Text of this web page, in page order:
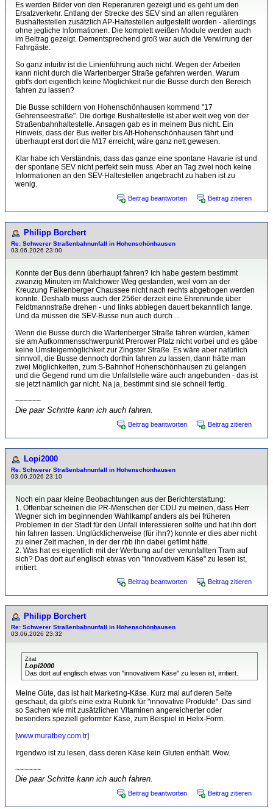
Es werden Bilder von den Reperaruren gezeigt und es geht um den
Ersatzverkehr. Entlang der Strecke des SEV sind an allen regulären
Bushaltestellen zusätzlich AP-Haltestellen aufgestellt worden - allerdings
ohne jegliche Informationen. Die komplett weißen Module werden auch
im Beitrag gezeigt. Dementsprechend groß war auch die Verwirrung der
Fahrgäste.
So ganz intuitiv ist die Linienführung auch nicht. Wegen der Arbeiten
kann nicht durch die Wartenberger Straße gefahren werden. Warum
gibt's dort eigentlich keine Möglichkeit nur die Busse durch den Bereich
fahren zu lassen?
Die Busse schildern von Hohenschönhausen kommend "17
Gehrenseestraße". Die dortige Bushaltestelle ist aber weit weg von der
Straßenbahnhaltestelle. Ansagen gab es in meinem Bus nicht. Ein
Hinweis, dass der Bus weiter bis Alt-Hohenschönhausen fährt und
überhaupt erst dort die M17 erreicht, wäre ganz nett gewesen.
Klar habe ich Verständnis, dass das ganze eine spontane Havarie ist und
der spontane SEV nicht perfekt sein muss. Aber an Tag zwei noch keine
Informationen an den SEV-Haltestellen angebracht zu haben ist zu
wenig.
Beitrag beantworten Beitrag zitieren
Philipp Borchert
Re: Schwerer Straßenbahnunfall in Hohenschönhausen
03.06.2026 23:00
Konnte der Bus denn überhaupt fahren? Ich habe gestern bestimmt
zwanzig Minuten im Malchower Weg gestanden, weil vorn an der
Kreuzung Falkenberger Chaussee nicht nach rechts abgebogen werden
konnte. Deshalb muss auch der 256er derzeit eine Ehrenrunde über
Feldtmannstraße drehen - und links abbiegen dauert bekanntlich lange.
Und da müssen die SEV-Busse nun auch durch ...
Wenn die Busse durch die Wartenberger Straße fahren würden, kämen
sie am Aufkommensschwerpunkt Prerower Platz nicht vorbei und es gäbe
keine Umsteigemöglichkeit zur Zingster Straße. Es wäre aber natürlich
sinnvoll, die Busse dennoch dorthin fahren zu lassen, dann hätte man
zwei Möglichkeiten, zum S-Bahnhof Hohenschönhausen zu gelangen
und die Gegend rund um die Unfallstelle wäre auch angebunden - das ist
sie jetzt nämlich gar nicht. Na ja, bestimmt sind sie schnell fertig.
~~~~~~
Die paar Schritte kann ich auch fahren.
Beitrag beantworten Beitrag zitieren
Lopi2000
Re: Schwerer Straßenbahnunfall in Hohenschönhausen
03.06.2026 23:10
Noch ein paar kleine Beobachtungen aus der Berichterstattung:
1. Offenbar scheinen die PR-Menschen der CDU zu meinen, dass Herr
Wegner sich im beginnenden Wahlkampf anders als bei früheren
Problemen in der Stadt für den Unfall interessieren sollte und hat ihn dort
hin fahren lassen. Unglücklicherweise (für ihn?) konnte er dies aber nicht
zu einer Zeit machen, in der der rbb ihn dabei gefilmt hätte.
2. Was hat es eigentlich mit der Werbung auf der verunfallten Tram auf
sich? Das dort auf englisch etwas von "innovativem Käse" zu lesen ist,
irritiert.
Beitrag beantworten Beitrag zitieren
Philipp Borchert
Re: Schwerer Straßenbahnunfall in Hohenschönhausen
03.06.2026 23:32
Zitat
Lopi2000
Das dort auf englisch etwas von "innovativem Käse" zu lesen ist, irritiert.
Meine Güte, das ist halt Marketing-Käse. Kurz mal auf deren Seite
geschaut, da gibt's eine extra Rubrik für "innovative Produkte". Das sind
so Sachen wie mit zusätzlichen Vitaminen angereicherter oder
besonders speziell geformter Käse, zum Beispiel in Helix-Form.
[www.muratbey.com.tr]
Irgendwo ist zu lesen, dass deren Käse kein Gluten enthält. Wow.
~~~~~~
Die paar Schritte kann ich auch fahren.
Beitrag beantworten Beitrag zitieren